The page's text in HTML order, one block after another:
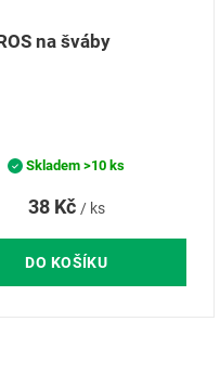
na šváby
38 Kč / ks
DO KOŠÍKU
Skladem>10 ks